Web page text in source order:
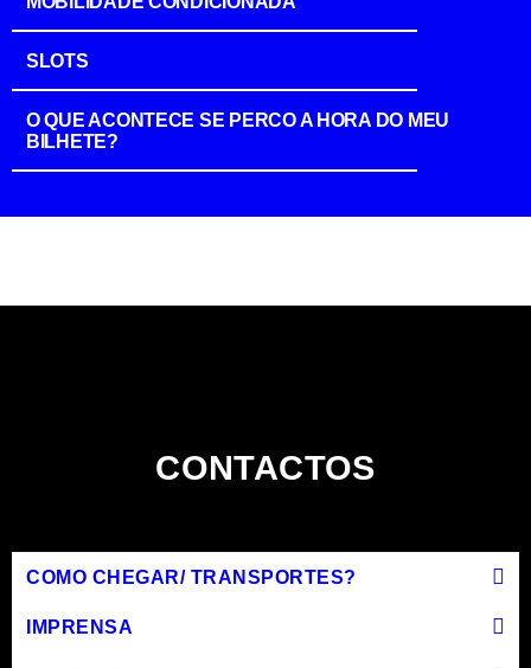
SLOTS
O QUE ACONTECE SE PERCO A HORA DO MEU
BILHETE?
CONTACTOS
COMO CHEGAR/ TRANSPORTES?
IMPRENSA